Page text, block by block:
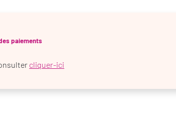
paiements
cliquer-ici